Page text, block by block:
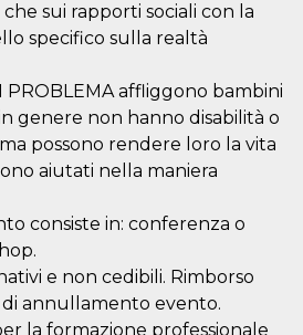
sui rapporti sociali con la
specifico sulla realtà
PROBLEMA affliggono bambini
genere non hanno disabilità o
possono rendere loro la vita
aiutati nella maniera
consiste in: conferenza o
e non cedibili. Rimborso
di annullamento evento.
la formazione professionale
sul browser per
rendere le
pagine più
CookieScript
4
settimane
2 giorni
Questo cookie
viene utilizzato
dal servizio
Cookie-
Script.com per
ricordare le
visitatori. È
cookie di
Script.com
funzioni